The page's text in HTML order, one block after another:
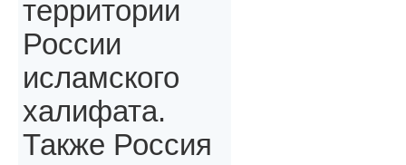
территории
России
исламского
халифата.
Также Россия